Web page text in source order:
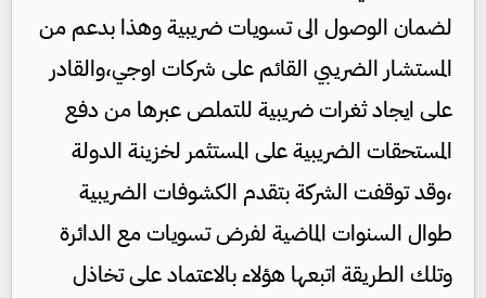
لضمان الوصول الى تسويات ضريبية وهذا بدعم من
المستشار الضريبي القائم على شركات اوجي،والقادر
على ايجاد ثغرات ضريبية للتملص عبرها من دفع
المستحقات الضريبية على المستثمر لخزينة الدولة
،وقد توقفت الشركة بتقدم الكشوفات الضريبية
طوال السنوات الماضية لفرض تسويات مع الدائرة
وتلك الطريقة اتبعها هؤلاء بالاعتماد على تخاذل